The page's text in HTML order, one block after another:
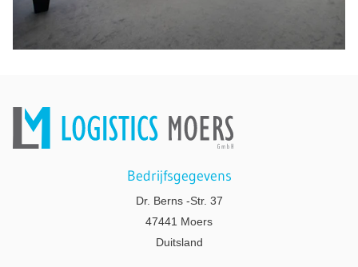
Bedrijfsgegevens
Dr. Berns -Str. 37
47441 Moers
Duitsland